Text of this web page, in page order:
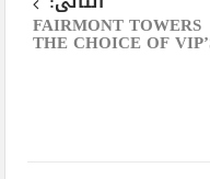
FAIRMONT TOWERS
THE CHOICE OF